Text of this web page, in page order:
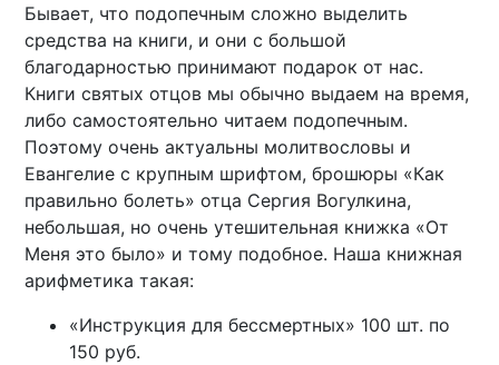
Бывает, что подопечным сложно выделить
средства на книги, и они с большой
благодарностью принимают подарок от нас.
Книги святых отцов мы обычно выдаем на время,
либо самостоятельно читаем подопечным.
Поэтому очень актуальны молитвословы и
Евангелие с крупным шрифтом, брошюры «Как
правильно болеть» отца Сергия Вогулкина,
небольшая, но очень утешительная книжка «От
Меня это было» и тому подобное. Наша книжная
арифметика такая:
«Инструкция для бессмертных» 100 шт. по
150 руб.